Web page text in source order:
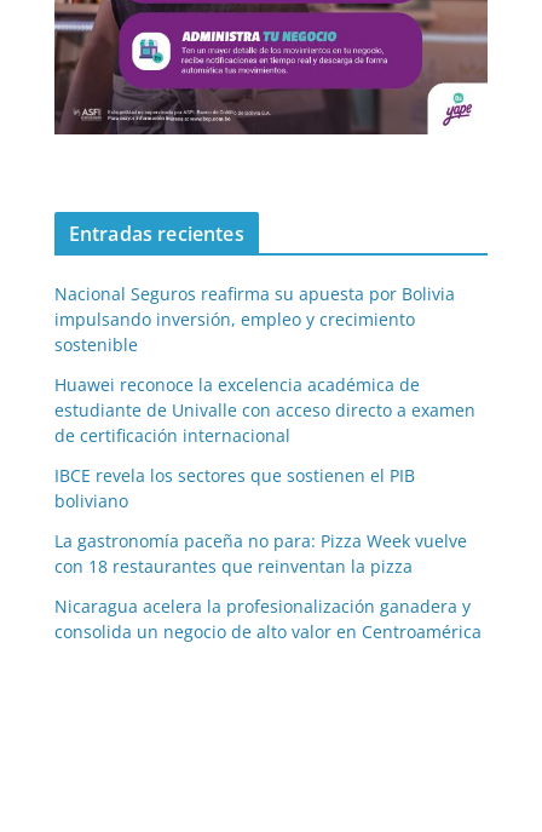
Entradas recientes
Nacional Seguros reafirma su apuesta por Bolivia
impulsando inversión, empleo y crecimiento
sostenible
Huawei reconoce la excelencia académica de
estudiante de Univalle con acceso directo a examen
de certificación internacional
IBCE revela los sectores que sostienen el PIB
boliviano
La gastronomía paceña no para: Pizza Week vuelve
con 18 restaurantes que reinventan la pizza
Nicaragua acelera la profesionalización ganadera y
consolida un negocio de alto valor en Centroamérica